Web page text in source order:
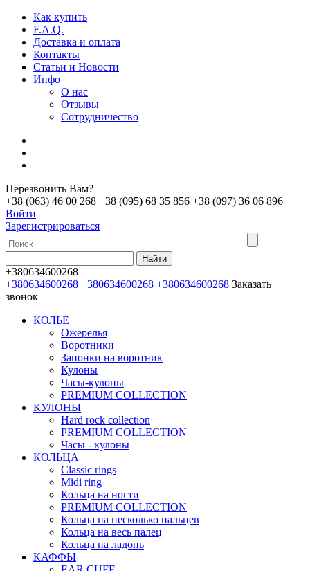
Как купить
F.A.Q.
Доставка и оплата
Контакты
Статьи и Новости
Инфо
О нас
Отзывы
Сотрудничество
Перезвонить Вам?
+38 (063) 46 00 268 +38 (095) 68 35 856 +38 (097) 36 06 896
Войти
Зарегистрироваться
+380634600268
+380634600268 +380634600268 +380634600268 Заказать
звонок
КОЛЬЕ
Ожерелья
Воротники
Запонки на воротник
Кулоны
Часы-кулоны
PREMIUM COLLECTION
КУЛОНЫ
Hard rock collection
PREMIUM COLLECTION
Часы - кулоны
КОЛЬЦА
Classic rings
Midi ring
Кольца на ногти
PREMIUM COLLECTION
Кольца на несколько пальцев
Кольца на весь палец
Кольца на ладонь
КАФФЫ